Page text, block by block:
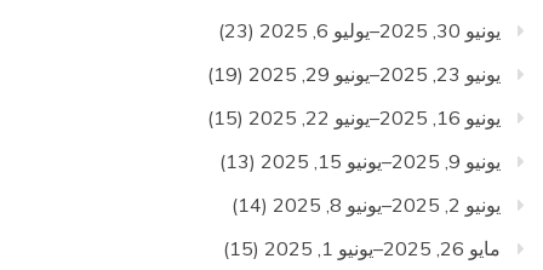
يونيو 30, 2025–يوليو 6, 2025
(23)
يونيو 23, 2025–يونيو 29, 2025
(19)
يونيو 16, 2025–يونيو 22, 2025
(15)
يونيو 9, 2025–يونيو 15, 2025
(13)
يونيو 2, 2025–يونيو 8, 2025
(14)
مايو 26, 2025–يونيو 1, 2025
(15)